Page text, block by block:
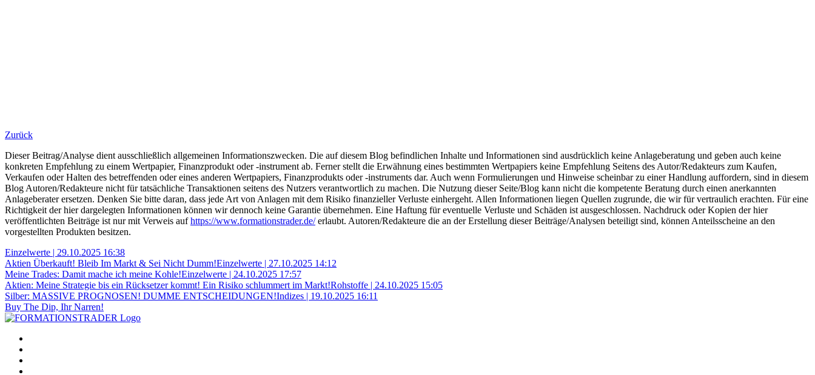
Zurück
Dieser Beitrag/Analyse dient ausschließlich allgemeinen Informationszwecken. Die auf diesem Blog befindlichen Inhalte und Informationen sind ausdrücklich keine Anlageberatung und geben auch keine
konkreten Empfehlung zu einem Wertpapier, Finanzprodukt oder -instrument ab. Ferner stellt die Erwähnung eines bestimmten Wertpapiers keine Empfehlung Seitens des Autor/Redakteurs zum Kaufen,
Verkaufen oder Halten des betreffenden oder eines anderen Wertpapiers, Finanzprodukts oder -instruments dar. Auch wenn Formulierungen und Hinweise scheinbar zu einer Handlung auffordern, sind in diesem
Blog Autoren/Redakteure nicht für tatsächliche Transaktionen seitens des Nutzers verantwortlich zu machen. Die Nutzung dieser Seite/Blog kann nicht die kompetente Beratung durch einen anerkannten
Anlageberater ersetzen. Denken Sie bitte daran, dass jede Art von Anlagen mit dem Risiko finanzieller Verluste einhergeht. Allen Informationen liegen Quellen zugrunde, die wir für vertraulich erachten. Für eine
Richtigkeit der hier dargelegten Informationen können wir dennoch keine Garantie übernehmen. Eine Haftung für eventuelle Verluste und Schäden ist ausgeschlossen. Nachdruck oder Kopien der hier
veröffentlichten Beiträge ist nur mit Verweis aufhttps://www.formationstrader.de/erlaubt. Autoren/Redakteure die an der Erstellung dieser Beiträge/Analysen beteiligt sind, können Anteilsscheine an den
vorgestellten Produkten besitzen.
Einzelwerte | 29.10.2025 16:38
Aktien Überkauft! Bleib Im Markt & Sei Nicht Dumm!Einzelwerte | 27.10.2025 14:12
Meine Trades: Damit mache ich meine Kohle!Einzelwerte | 24.10.2025 17:57
Aktien: Meine Strategie bis ein Rücksetzer kommt! Ein Risiko schlummert im Markt!Rohstoffe | 24.10.2025 15:05
Silber: MASSIVE PROGNOSEN! DUMME ENTSCHEIDUNGEN!Indizes | 19.10.2025 16:11
Buy The Dip, Ihr Narren!